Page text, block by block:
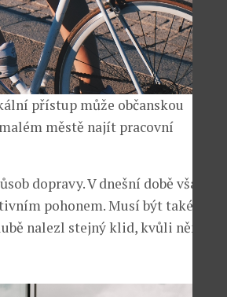
přístup může občanskou
městě najít pracovní
dopravy. V dnešní době však už
pohonem. Musí být také
nalezl stejný klid, kvůli němuž se